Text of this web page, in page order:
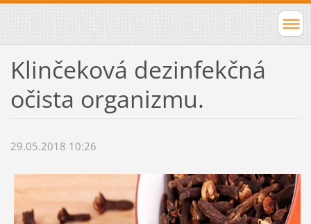
Klinčeková dezinfekčná
očista organizmu.
29.05.2018 10:26